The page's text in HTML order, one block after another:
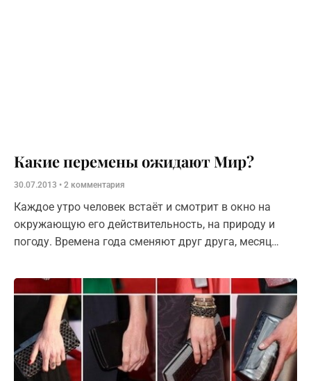
Какие перемены ожидают Мир?
30.07.2013 2 комментария
Каждое утро человек встаёт и смотрит в окно на
окружающую его действительность, на природу и
погоду. Времена года сменяют друг друга, месяц